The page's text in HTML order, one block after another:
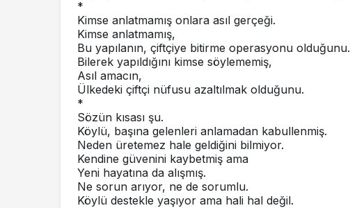
*
Kimse anlatmamış onlara asıl gerçeği.
Kimse anlatmamış,
Bu yapılanın, çiftçiye bitirme operasyonu olduğunu.
Bilerek yapıldığını kimse söylememiş,
Asıl amacın,
Ülkedeki çiftçi nüfusu azaltılmak olduğunu.
*
Sözün kısası şu.
Köylü, başına gelenleri anlamadan kabullenmiş.
Neden üretemez hale geldiğini bilmiyor.
Kendine güvenini kaybetmiş ama
Yeni hayatına da alışmış.
Ne sorun arıyor, ne de sorumlu.
Köylü destekle yaşıyor ama hali hal değil.